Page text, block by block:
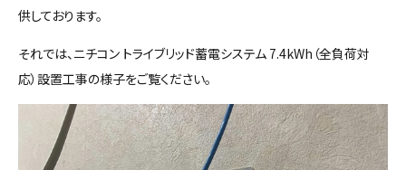
供しております。
それでは、ニチコン トライブリッド蓄電システム 7.4kWh（全負荷対
応）設置工事の様子をご覧ください。